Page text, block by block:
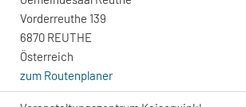
Vorderreuthe 139
6870 REUTHE
Österreich
zum Routenplaner